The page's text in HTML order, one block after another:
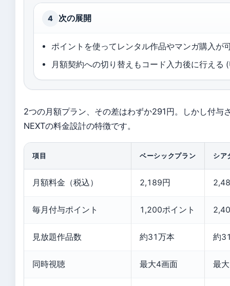
4 次の展開
ポイントを使ってレンタル作品やマンガ購入が
月額契約への切り替えもコード入力後に行える
2つの月額プラン、その差はわずか291円。しかし付
NEXTの料金設計の特徴です。
項目 ベーシックプラン シア
月額料金（税込） 2,189円
毎月付与ポイント 1,200ポイント
見放題作品数 約31万本 約
同時視聴 最大4画面 最